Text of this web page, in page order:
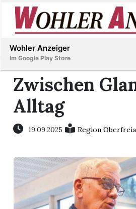
Immobilien
Veranstaltungen
Stellen
E-
Paper
Inserieren
Zwischen
Alltag
19.09.2025 Region
Wohler Anzeiger
Im Google Play Store